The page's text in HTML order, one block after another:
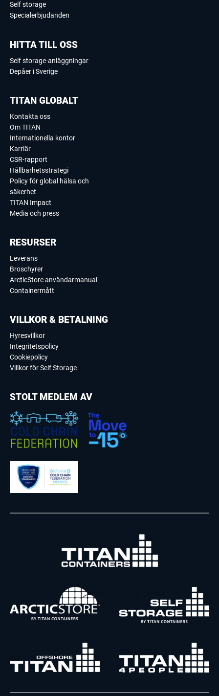
Self storage
Specialerbjudanden
HITTA TILL OSS
Self storage-anläggningar
Depåer i Sverige
TITAN GLOBALT
Kontakta oss
Om TITAN
Internationella kontor
Karriär
CSR-rapport
Hållbarhetsstrategi
Policy för global hälsa och
säkerhet
TITAN Impact
Media och press
RESURSER
Leverans
Broschyrer
ArcticStore användarmanual
Containermått
VILLKOR & BETALNING
Hyresvillkor
Integritetspolicy
Cookiepolicy
Villkor för Self Storage
STOLT MEDLEM AV